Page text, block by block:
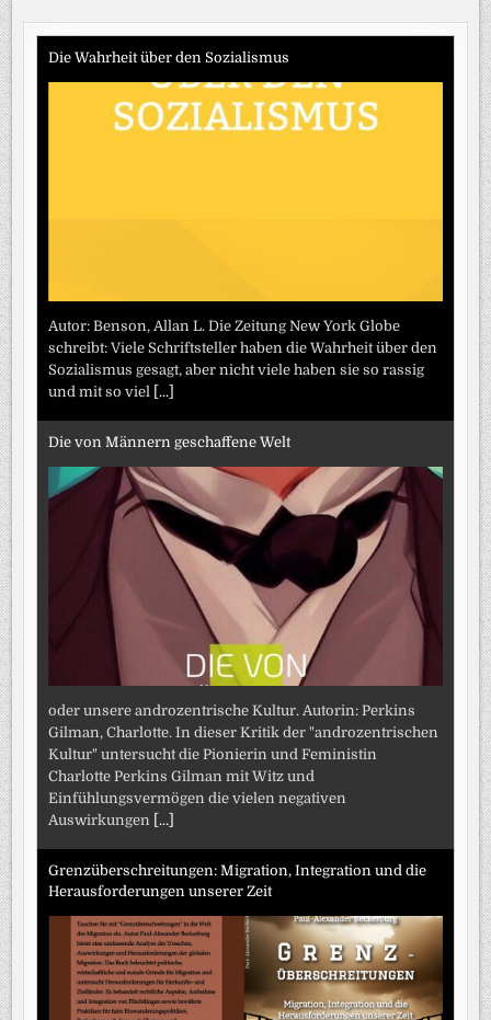
Die Wahrheit über den Sozialismus
Autor: Benson, Allan L. Die Zeitung New York Globe
schreibt: Viele Schriftsteller haben die Wahrheit über den
Sozialismus gesagt, aber nicht viele haben sie so rassig
und mit so viel
[...]
Die von Männern geschaffene Welt
oder unsere androzentrische Kultur. Autorin: Perkins
Gilman, Charlotte. In dieser Kritik der "androzentrischen
Kultur" untersucht die Pionierin und Feministin
Charlotte Perkins Gilman mit Witz und
Einfühlungsvermögen die vielen negativen
Auswirkungen
[...]
Grenzüberschreitungen: Migration, Integration und die
Herausforderungen unserer Zeit